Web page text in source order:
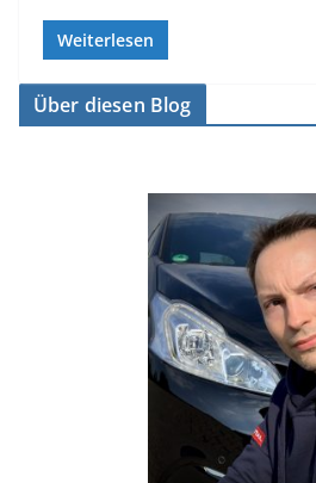
Weiterlesen
Über diesen Blog